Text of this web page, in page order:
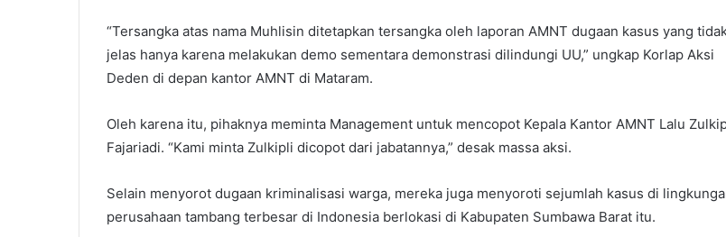
“Tersangka atas nama Muhlisin ditetapkan tersangka oleh laporan AMNT dugaan kasus yang
jelas hanya karena melakukan demo sementara demonstrasi dilindungi UU,” ungkap Korlap Aksi
Deden di depan kantor AMNT di Mataram.
Oleh karena itu, pihaknya meminta Management untuk mencopot Kepala Kantor AMNT Lalu
Fajariadi. “Kami minta Zulkipli dicopot dari jabatannya,” desak massa aksi.
Selain menyorot dugaan kriminalisasi warga, mereka juga menyoroti sejumlah kasus di
perusahaan tambang terbesar di Indonesia berlokasi di Kabupaten Sumbawa Barat itu.